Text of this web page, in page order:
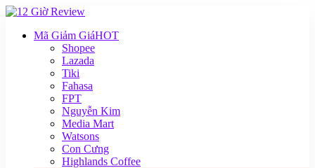
Mã Giảm GiáHOT
Shopee
Lazada
Tiki
Fahasa
FPT
Nguyễn Kim
Media Mart
Watsons
Con Cưng
Highlands Coffee